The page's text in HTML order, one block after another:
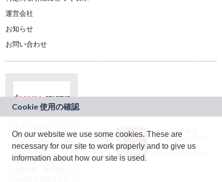
運営会社
お知らせ
お問い合わせ
ドコモグループの新
規事業創出プログラ
ム「docomo
STARTUP」を通じて
JASRAC許諾番号：
9024936001Y45037
JASRAC許諾番号：
On our website we use some cookies. These are
necessary for our site to work properly and to give us
information about how our site is used.